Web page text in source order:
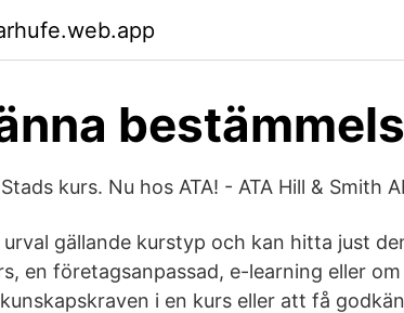
kurs. Nu hos ATA! - ATA Hill & Smith
gällande kurstyp och kan hitta just
en företagsanpassad, e-learning eller
i en kurs eller att få